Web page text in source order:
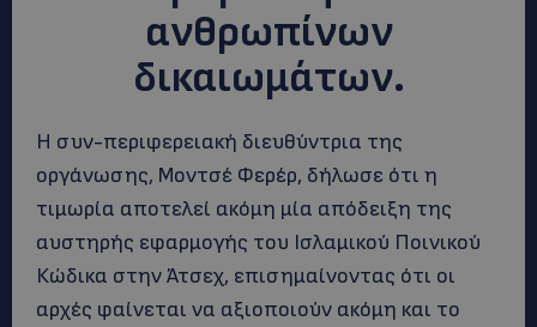
ανθρωπίνων
δικαιωμάτων.
Η συν-περιφερειακή διευθύντρια της
οργάνωσης, Μοντσέ Φερέρ, δήλωσε ότι η
τιμωρία αποτελεί ακόμη μία απόδειξη της
αυστηρής εφαρμογής του Ισλαμικού Ποινικού
Κώδικα στην Άτσεχ, επισημαίνοντας ότι οι
αρχές φαίνεται να αξιοποιούν ακόμη και το